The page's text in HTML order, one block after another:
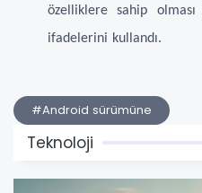
özelliklere sahip
ifadelerini kullandı.
#Android sürümüne
Teknoloji